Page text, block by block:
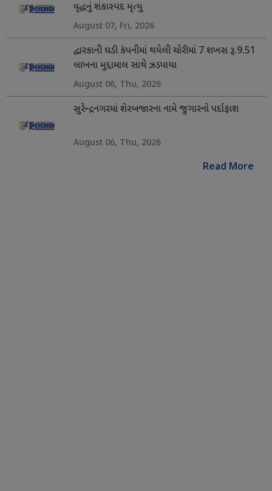
વૃદ્ધનું શંકાસ્પદ મૃત્યુ
August 07, Fri, 2026
દ્વારકાની ઘડી કંપનીમાં થયેલી ચોરીમાં 7 શખસ રૂ.9.51
લાખના મુદ્દામાલ સાથે ઝડપાયા
August 06, Thu, 2026
સુરેન્દ્રનગરમાં શેરબજારના નામે જુગારનો પર્દાફાશ
August 06, Thu, 2026
Read More